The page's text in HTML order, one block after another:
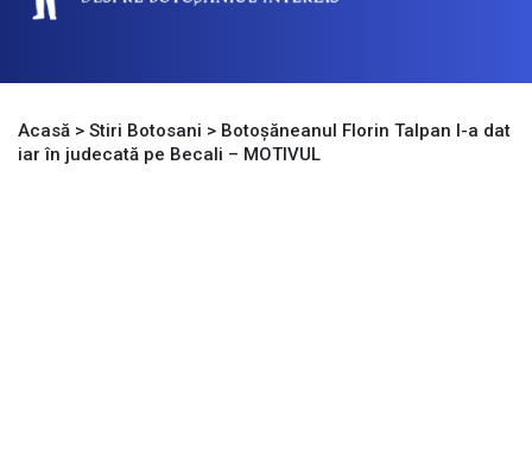
Acasă > Stiri Botosani > Botoșăneanul Florin Talpan l-a dat
iar în judecată pe Becali – MOTIVUL